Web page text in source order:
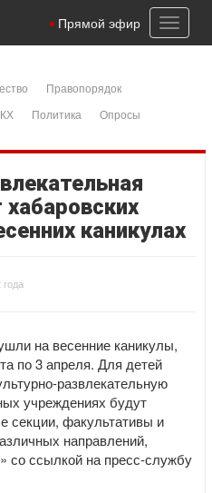
Toggle
Прямой эфир
Правопорядок
Политика
Опросы
каникулах
на весенние каникулы,
по 3 апреля. Для детей
развлекательную
учреждениях будут
секции, факультативы и
направлений,
со ссылкой на пресс-службу